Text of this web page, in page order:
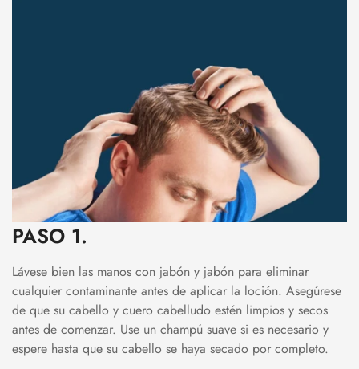
PASO 1.
Lávese bien las manos con jabón y jabón para eliminar
cualquier contaminante antes de aplicar la loción. Asegúrese
de que su cabello y cuero cabelludo estén limpios y secos
antes de comenzar. Use un champú suave si es necesario y
espere hasta que su cabello se haya secado por completo.